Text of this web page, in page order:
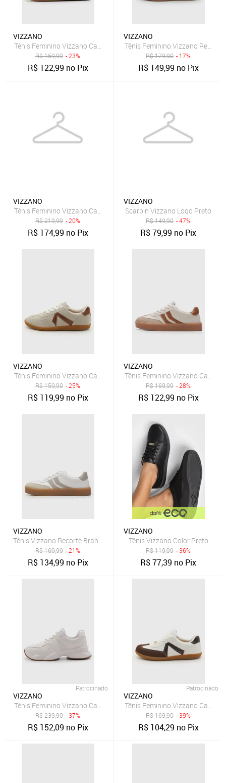
VIZZANO
Tênis Feminino Vizzano Cadarço Off-White
R$159,99 - 23%
R$ 122,99 no Pix
VIZZANO
Tênis Feminino Vizzano
R$179,90 - 17%
R$ 149,99 no Pix
VIZZANO
Tênis Feminino Vizzano Cano Baixo Preto
R$219,99 - 20%
R$ 174,99 no Pix
VIZZANO
Scarpin Vizzano Logo Preto
R$149,90 - 47%
R$79,99 no Pix
VIZZANO
Tênis Feminino Vizzano Cano Baixo Bege
R$159,90 - 25%
R$ 119,99 no Pix
VIZZANO
Tênis Feminino Vizzano
R$169,99 - 28%
R$ 122,99 no Pix
VIZZANO
Tênis Vizzano Recorte Branco
R$169,99 - 21%
R$ 134,99 no Pix
VIZZANO
Tênis Vizzano Color Preto
R$119,99 - 36%
R$77,39 no Pix
Patrocinado
VIZZANO
Tênis Feminino Vizzano Cano Baixo Branco
R$239,90 - 37%
R$ 152,09 no Pix
Patrocinado
VIZZANO
Tênis Feminino Vizzano Casual
R$169,90 - 39%
R$ 104,29 no Pix